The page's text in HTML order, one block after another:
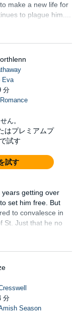
make a new life for
to plague him....
Eva
分
ん。
はプレミアムプ
試す
試す
getting over
set him free. But
to convalesce in
St. Just that he no
分
Season